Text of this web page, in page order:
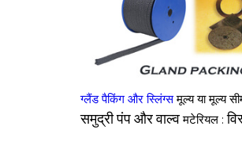
ग्लैंड पैकिंग और स्लिंग्स मूल्य या मूल्य
समुद्री पंप और वाल्व मटेरियल :